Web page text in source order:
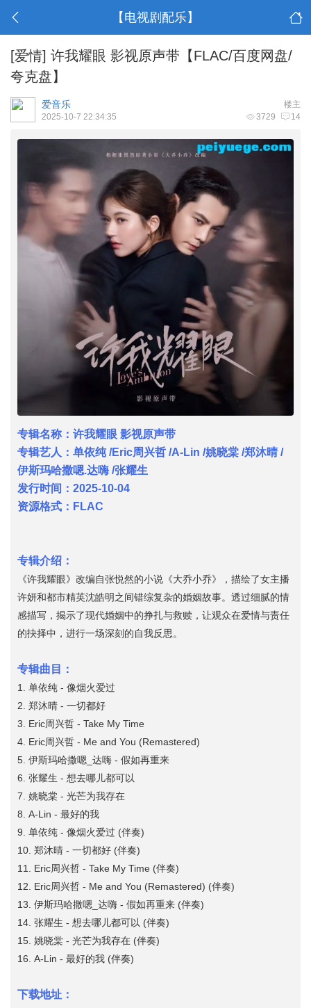
【电视剧配乐】
[爱情] 许我耀眼 影视原声带【FLAC/百度网盘/
夸克盘】
楼主
爱音乐
3729 14
2025-10-7 22:34:35
专辑名称：许我耀眼 影视原声带
专辑艺人：单依纯 /Eric周兴哲 /A-Lin /姚晓棠 /郑沐晴 /
伊斯玛哈撒嗯.达嗨 /张耀生
发行时间：2025-10-04
资源格式：FLAC
专辑介绍：
《许我耀眼》改编自张悦然的小说《大乔小乔》，描绘了女主播
许妍和都市精英沈皓明之间错综复杂的婚姻故事。透过细腻的情
感描写，揭示了现代婚姻中的挣扎与救赎，让观众在爱情与责任
的抉择中，进行一场深刻的自我反思。
专辑曲目：
1. 单依纯 - 像烟火爱过
2. 郑沐晴 - 一切都好
3. Eric周兴哲 - Take My Time
4. Eric周兴哲 - Me and You (Remastered)
5. 伊斯玛哈撒嗯_达嗨 - 假如再重来
6. 张耀生 - 想去哪儿都可以
7. 姚晓棠 - 光芒为我存在
8. A-Lin - 最好的我
9. 单依纯 - 像烟火爱过 (伴奏)
10. 郑沐晴 - 一切都好 (伴奏)
11. Eric周兴哲 - Take My Time (伴奏)
12. Eric周兴哲 - Me and You (Remastered) (伴奏)
13. 伊斯玛哈撒嗯_达嗨 - 假如再重来 (伴奏)
14. 张耀生 - 想去哪儿都可以 (伴奏)
15. 姚晓棠 - 光芒为我存在 (伴奏)
16. A-Lin - 最好的我 (伴奏)
下载地址：